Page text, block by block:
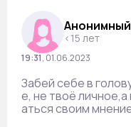
<15 лет
19:31, 01.06.2023
Забей себе в
е, не твоё
аться своим